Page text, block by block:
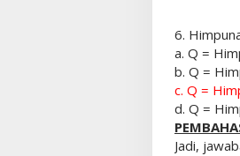
6.
a. Q =
b. Q =
c. Q =
d. Q =
Jadi,